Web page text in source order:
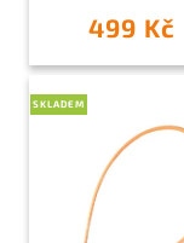
499 Kč
SKLADEM